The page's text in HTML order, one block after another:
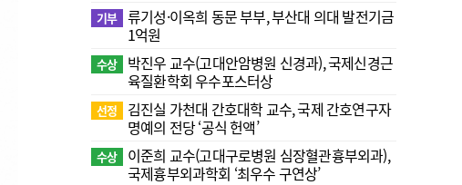
기부 류기성·이옥희 동문 부부, 부산대 의대 발전기금
1억원
수상
박진우 교수(고대안암병원 신경과), 국제신경근
육질환학회 우수포스터상
선정
김진실 가천대 간호대학 교수, 국제 간호연구자
명예의 전당 ‘공식 헌액’
수상
이준희 교수(고대구로병원 심장혈관흉부외과),
국제흉부외과학회 ‘최우수 구연상’